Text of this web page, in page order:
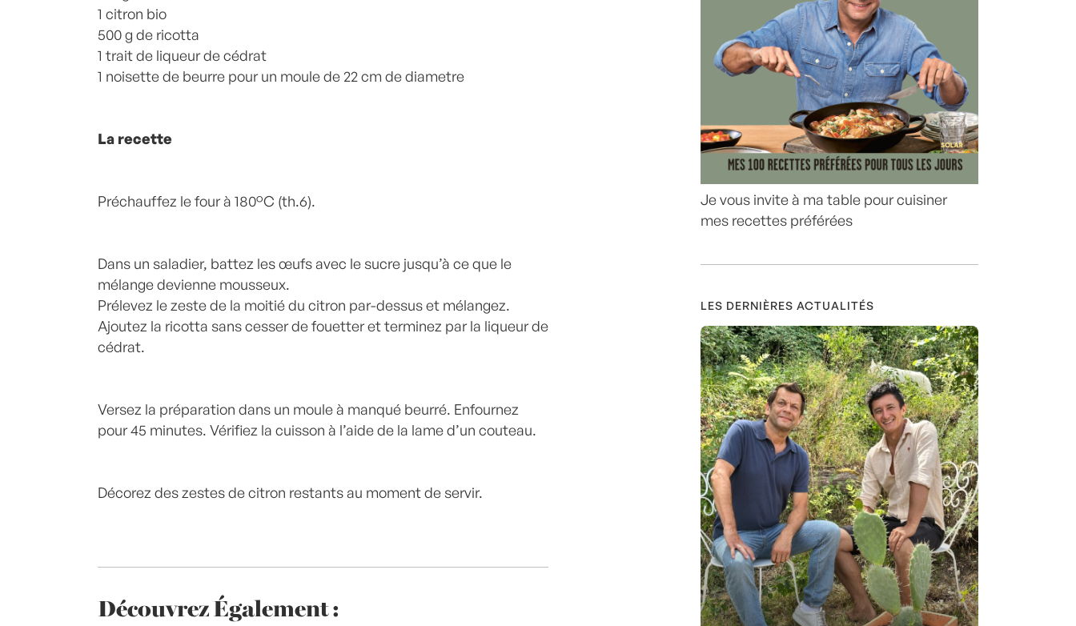
1 citron bio
500 g de ricotta
1 trait de liqueur de cédrat
1 noisette de beurre pour un moule de 22 cm de diametre
La recette
Préchauffez le four à 180°C (th.6).
Dans un saladier, battez les œufs avec le sucre jusqu’à ce que le
mélange devienne mousseux.
Prélevez le zeste de la moitié du citron par-dessus et mélangez.
Ajoutez la ricotta sans cesser de fouetter et terminez par la liqueur de
cédrat.
Versez la préparation dans un moule à manqué beurré. Enfournez
pour 45 minutes. Vérifiez la cuisson à l’aide de la lame d’un couteau.
Décorez des zestes de citron restants au moment de servir.
Découvrez Également :
Je vous invite à ma table pour cuisiner
mes recettes préférées
LES DERNIÈRES ACTUALITÉS